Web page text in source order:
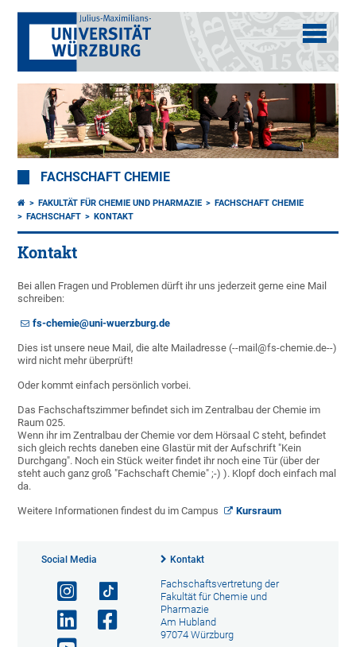
FACHSCHAFT CHEMIE
FAKULTÄT FÜR CHEMIE UND PHARMAZIE
FACHSCHAFT CHEMIE
FACHSCHAFT
KONTAKT
Kontakt
Bei allen Fragen und Problemen dürft ihr uns jederzeit gerne eine Mail
schreiben:
fs-chemie@uni-wuerzburg.de
Dies ist unsere neue Mail, die alte Mailadresse (--mail@fs-chemie.de--)
wird nicht mehr überprüft!
Oder kommt einfach persönlich vorbei.
Das Fachschaftszimmer befindet sich im Zentralbau der Chemie im
Raum 025.
Wenn ihr im Zentralbau der Chemie vor dem Hörsaal C steht, befindet
sich gleich rechts daneben eine Glastür mit der Aufschrift "Kein
Durchgang". Noch ein Stück weiter findet ihr noch eine Tür (über der
steht auch ganz groß "Fachschaft Chemie" ;-) ). Klopf doch einfach mal
da.
Weitere Informationen findest du im Campus Kursraum
Social Media Kontakt
Fachschaftsvertretung der
Fakultät für Chemie und
Pharmazie
Am Hubland
97074 Würzburg